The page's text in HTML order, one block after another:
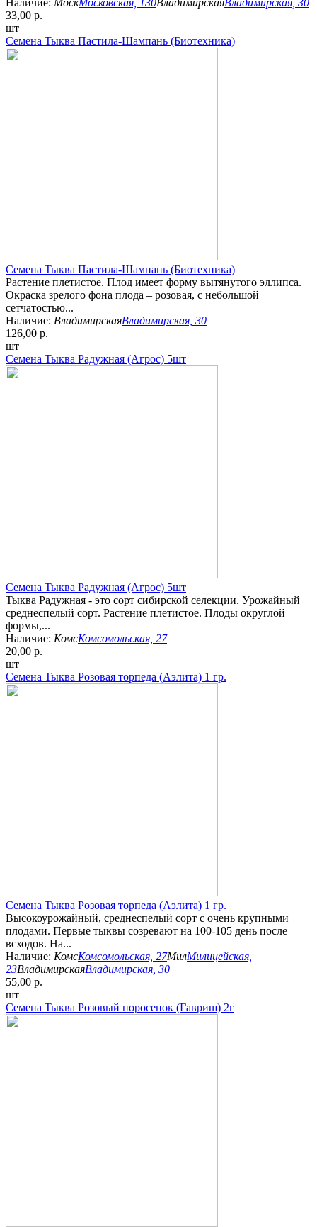
33,00 р.
шт
Семена Тыква Пастила-Шампань (Биотехника)
Семена Тыква Пастила-Шампань (Биотехника)
Растение плетистое. Плод имеет форму вытянутого эллипса.
Окраска зрелого фона плода – розовая, с небольшой
сетчатостью...
Наличие: ВладимирскаяВладимирская, 30
126,00 р.
шт
Семена Тыква Радужная (Агрос) 5шт
Семена Тыква Радужная (Агрос) 5шт
Тыква Радужная - это сорт сибирской селекции. Урожайный
среднеспелый сорт. Растение плетистое. Плоды округлой
формы,...
Наличие: КомсКомсомольская, 27
20,00 р.
шт
Семена Тыква Розовая торпеда (Аэлита) 1 гр.
Семена Тыква Розовая торпеда (Аэлита) 1 гр.
Высокоурожайный, среднеспелый сорт с очень крупными
плодами. Первые тыквы созревают на 100-105 день после
всходов. На...
Наличие: КомсКомсомольская, 27МилМилицейская,
23ВладимирскаяВладимирская, 30
55,00 р.
шт
Семена Тыква Розовый поросенок (Гавриш) 2г